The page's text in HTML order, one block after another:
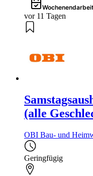
Wochenendarbeit
vor 11 Tagen
(alle
OBI Bau- und
Geringfügig